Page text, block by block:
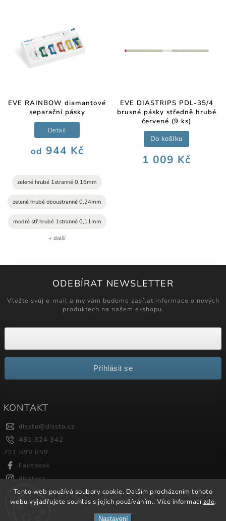
Tento web používá soubory cookie. Dalším procházením tohoto
webu vyjadřujete souhlas s jejich používáním.. Více informacízde.
Nastavení
EVE RAINBOW diamantové
separační pásky
od 944 Kč
Detail
zelené hrubé 1stranné 0,16mm
zelené hrubé oboustranné 0,24mm
modré stř.hrubé 1stranné 0,11mm
+ další
EVE DIASTRIPS PDL-35/4
brusné pásky středně hrubé
červené (9 ks)
1 009 Kč
Do košíku
ODEBÍRAT NEWSLETTER
Vložte svůj e-mail a my vám budeme zasílat informace o nových
produktech na našem e-shopu.
Přihlásit se
KONTAKT
dissto@dissto.cz
481 324 342
721 899 859
Facebook
disstocz